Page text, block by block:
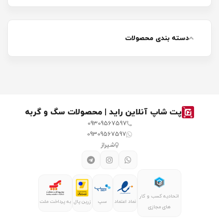
دسته بندی محصولات
پت شاپ آنلاین راید | محصولات سگ و گربه
09309567597
09309567597
شیراز
اتحادیه کسب و کار
های مجازی
نماد اعتماد سپ زرین پال به پرداخت ملت